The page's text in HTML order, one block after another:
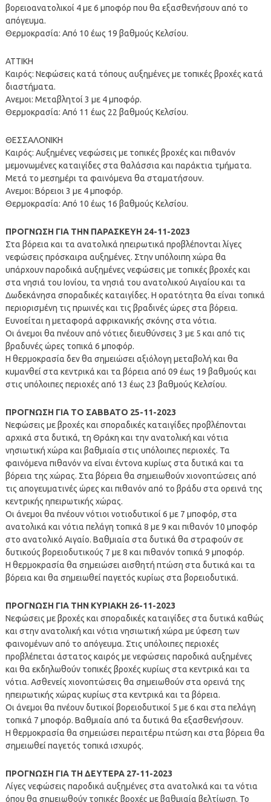
βορειοανατολικοί 4 με 6 μποφόρ που θα εξασθενήσουν από το
απόγευμα.
Θερμοκρασία: Από 10 έως 19 βαθμούς Κελσίου.
ΑΤΤΙΚΗ
Καιρός: Νεφώσεις κατά τόπους αυξημένες με τοπικές βροχές κατά
διαστήματα.
Ανεμοι: Μεταβλητοί 3 με 4 μποφόρ.
Θερμοκρασία: Από 11 έως 22 βαθμούς Κελσίου.
ΘΕΣΣΑΛΟΝΙΚΗ
Καιρός: Αυξημένες νεφώσεις με τοπικές βροχές και πιθανόν
μεμονωμένες καταιγίδες στα θαλάσσια και παράκτια τμήματα.
Μετά το μεσημέρι τα φαινόμενα θα σταματήσουν.
Ανεμοι: Βόρειοι 3 με 4 μποφόρ.
Θερμοκρασία: Από 10 έως 16 βαθμούς Κελσίου.
ΠΡΟΓΝΩΣΗ ΓΙΑ ΤΗΝ ΠΑΡΑΣΚΕΥΗ 24-11-2023
Στα βόρεια και τα ανατολικά ηπειρωτικά προβλέπονται λίγες
νεφώσεις πρόσκαιρα αυξημένες. Στην υπόλοιπη χώρα θα
υπάρχουν παροδικά αυξημένες νεφώσεις με τοπικές βροχές και
στα νησιά του Ιονίου, τα νησιά του ανατολικού Αιγαίου και τα
Δωδεκάνησα σποραδικές καταιγίδες. Η ορατότητα θα είναι τοπικά
περιορισμένη τις πρωινές και τις βραδινές ώρες στα βόρεια.
Ευνοείται η μεταφορά αφρικανικής σκόνης στα νότια.
Οι άνεμοι θα πνέουν από νότιες διευθύνσεις 3 με 5 και από τις
βραδυνές ώρες τοπικά 6 μποφόρ.
Η θερμοκρασία δεν θα σημειώσει αξιόλογη μεταβολή και θα
κυμανθεί στα κεντρικά και τα βόρεια από 09 έως 19 βαθμούς και
στις υπόλοιπες περιοχές από 13 έως 23 βαθμούς Κελσίου.
ΠΡΟΓΝΩΣΗ ΓΙΑ ΤΟ ΣΑΒΒΑΤΟ 25-11-2023
Νεφώσεις με βροχές και σποραδικές καταιγίδες προβλέπονται
αρχικά στα δυτικά, τη Θράκη και την ανατολική και νότια
νησιωτική χώρα και βαθμιαία στις υπόλοιπες περιοχές. Τα
φαινόμενα πιθανόν να είναι έντονα κυρίως στα δυτικά και τα
βόρεια της χώρας. Στα βόρεια θα σημειωθούν χιονοπτώσεις από
τις απογευματινές ώρες και πιθανόν από το βράδυ στα ορεινά της
κεντρικής ηπειρωτικής χώρας.
Οι άνεμοι θα πνέουν νότιοι νοτιοδυτικοί 6 με 7 μποφόρ, στα
ανατολικά και νότια πελάγη τοπικά 8 με 9 και πιθανόν 10 μποφόρ
στο ανατολικό Αιγαίο. Βαθμιαία στα δυτικά θα στραφούν σε
δυτικούς βορειοδυτικούς 7 με 8 και πιθανόν τοπικά 9 μποφόρ.
Η θερμοκρασία θα σημειώσει αισθητή πτώση στα δυτικά και τα
βόρεια και θα σημειωθεί παγετός κυρίως στα βορειοδυτικά.
ΠΡΟΓΝΩΣΗ ΓΙΑ ΤΗΝ ΚΥΡΙΑΚΗ 26-11-2023
Νεφώσεις με βροχές και σποραδικές καταιγίδες στα δυτικά καθώς
και στην ανατολική και νότια νησιωτική χώρα με ύφεση των
φαινομένων από το απόγευμα. Στις υπόλοιπες περιοχές
προβλέπεται άστατος καιρός με νεφώσεις παροδικά αυξημένες
και θα εκδηλωθούν τοπικές βροχές κυρίως στα κεντρικά και τα
νότια. Ασθενείς χιονοπτώσεις θα σημειωθούν στα ορεινά της
ηπειρωτικής χώρας κυρίως στα κεντρικά και τα βόρεια.
Οι άνεμοι θα πνέουν δυτικοί βορειοδυτικοί 5 με 6 και στα πελάγη
τοπικά 7 μποφόρ. Βαθμιαία από τα δυτικά θα εξασθενήσουν.
Η θερμοκρασία θα σημειώσει περαιτέρω πτώση και στα βόρεια θα
σημειωθεί παγετός τοπικά ισχυρός.
ΠΡΟΓΝΩΣΗ ΓΙΑ ΤΗ ΔΕΥΤΕΡΑ 27-11-2023
Λίγες νεφώσεις παροδικά αυξημένες στα ανατολικά και τα νότια
όπου θα σημειωθούν τοπικές βροχές με βαθμιαία βελτίωση. Το